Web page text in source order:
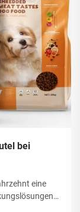
bei
eine